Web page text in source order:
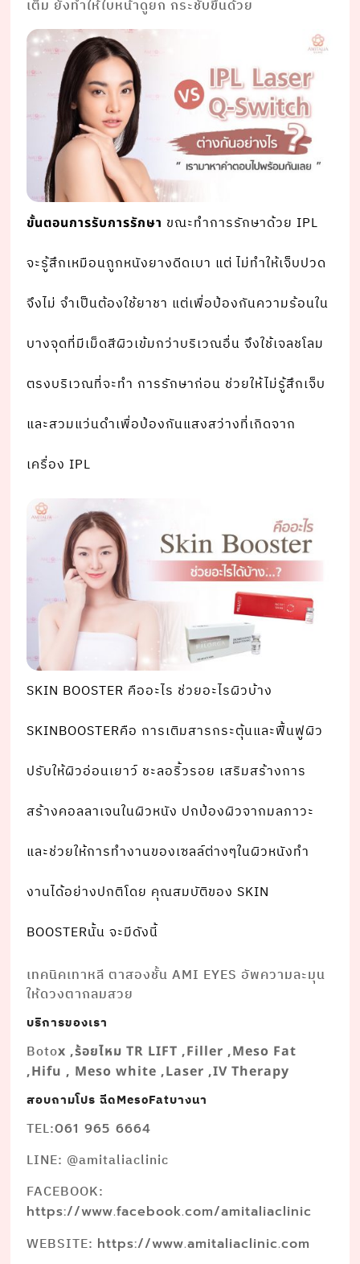
เต็ม ยังทําให้ใบหน้าดูยก กระชับขึ้นด้วย
ขั้นตอนการรับการรักษา ขณะทําการรักษาด้วย IPL
จะรู้สึกเหมือนถูกหนังยางดีดเบา แต่ ไม่ทําให้เจ็บปวด
จึงไม่ จําเป็นต้องใช้ยาชา แต่เพื่อป้องกันความร้อนใน
บางจุดที่มีเม็ดสีผิวเข้มกว่าบริเวณอื่น จึงใช้เจลชโลม
ตรงบริเวณที่จะทํา การรักษาก่อน ช่วยให้ไม่รู้สึกเจ็บ
และสวมแว่นดําเพื่อป้องกันแสงสว่างที่เกิดจาก
เครื่อง IPL
SKIN BOOSTER คืออะไร ช่วยอะไรผิวบ้าง
SKINBOOSTERคือ การเติมสารกระตุ้นและฟื้นฟูผิว
ปรับให้ผิวอ่อนเยาว์ ชะลอริ้วรอย เสริมสร้างการ
สร้างคอลลาเจนในผิวหนัง ปกป้องผิวจากมลภาวะ
และช่วยให้การทํางานของเซลล์ต่างๆในผิวหนังทํา
งานได้อย่างปกติโดย คุณสมบัติของ SKIN
BOOSTERนั้น จะมีดังนี้
เทคนิคเทาหลี ตาสองชั้น AMI EYES อัพความละมุน
ให้ดวงตากลมสวย
บริการของเรา
Botox ,ร้อยไหม TR LIFT ,Filler ,Meso Fat
,Hifu , Meso white ,Laser ,IV Therapy
สอบถามโปร ฉีดMesoFatบางนา
TEL:061 965 6664
LINE: @amitaliaclinic
FACEBOOK:
https://www.facebook.com/amitaliaclinic
WEBSITE: https://www.amitaliaclinic.com